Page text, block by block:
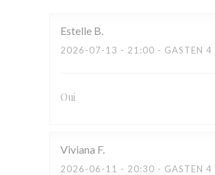
Estelle B
2026-07-13 - 21:00 - GASTEN 4
Oui
Viviana F
2026-06-11 - 20:30 - GASTEN 4